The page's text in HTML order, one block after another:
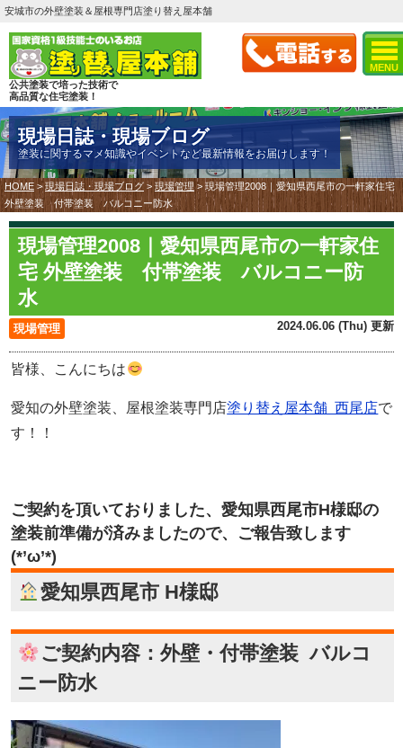
MENU
安城市の外壁塗装＆屋根専門店塗り替え屋本舗
公共塗装で培った技術で
高品質な住宅塗装！
現場日誌・現場ブログ
塗装に関するマメ知識やイベントなど最新情報をお届けします！
HOME >現場日誌・現場ブログ > 現場管理 > 現場管理2008｜愛知県西尾市の一軒家住宅
外壁塗装 付帯塗装 バルコニー防水
現場管理2008｜愛知県西尾市の一軒家住
宅 外壁塗装 付帯塗装 バルコニー防
水
現場管理 2024.06.06 (Thu) 更新
皆様、こんにちは
愛知の外壁塗装、屋根塗装専門店塗り替え屋本舗 西尾店で
す！！
ご契約を頂いておりました、愛知県西尾市H様邸の
塗装前準備が済みましたので、ご報告致します
(*’ω’*)
愛知県西尾市 H様邸
ご契約内容：外壁・付帯塗装 バルコ
ニー防水